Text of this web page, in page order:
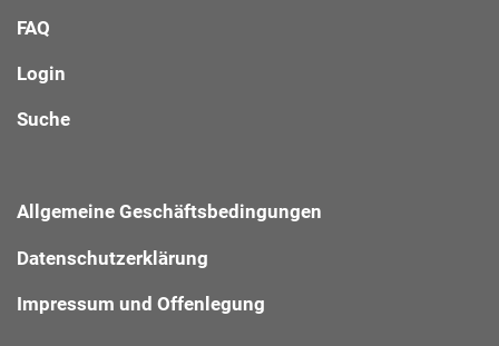
FAQ
Login
Suche
Allgemeine Geschäftsbedingungen
Datenschutzerklärung
Impressum und Offenlegung